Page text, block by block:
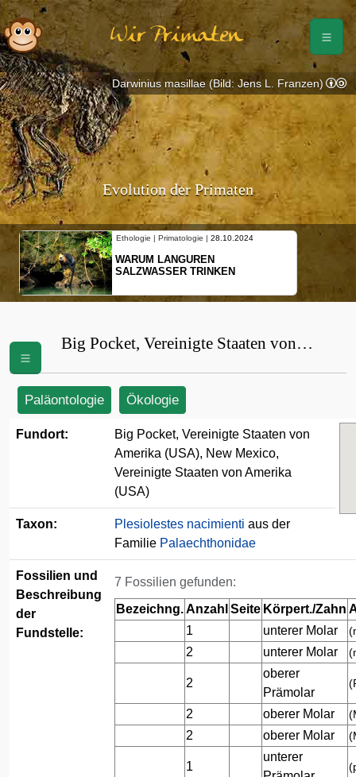
Wir Primaten
Evolution der Primaten
Ethologie | Primatologie | 28.10.2024
WARUM LANGUREN
SALZWASSER TRINKEN
Darwinius masillae (Bild: Jens L. Franzen)
Big Pocket, Vereinigte Staaten von
Paläontologie Ökologie
Fundort:
Big Pocket, Vereinigte Staaten von
Amerika (USA), New Mexico,
Vereinigte Staaten von Amerika
(USA)
Taxon: Plesiolestes nacimienti aus der
Familie Palaechthonidae
Fossilien und
Beschreibung
der
Fundstelle:
7 Fossilien gefunden:
Bezeichng.Anzahl Seite Körpert./Zahn
1
unterer Molar
2 unterer Molar
2
oberer
Prämolar
2 oberer Molar
2 oberer Molar
1
unterer